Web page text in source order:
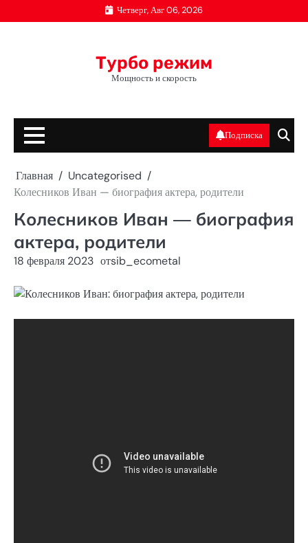
к
Четверг, Авг 06, 2026
Турбо режим
Мощность и скорость
Подписка
Главная
Uncategorised
Колесников Иван — биография актера, родители
Колесников Иван — биография
актера, родители
18 февраля 2023 отsib_ecometal